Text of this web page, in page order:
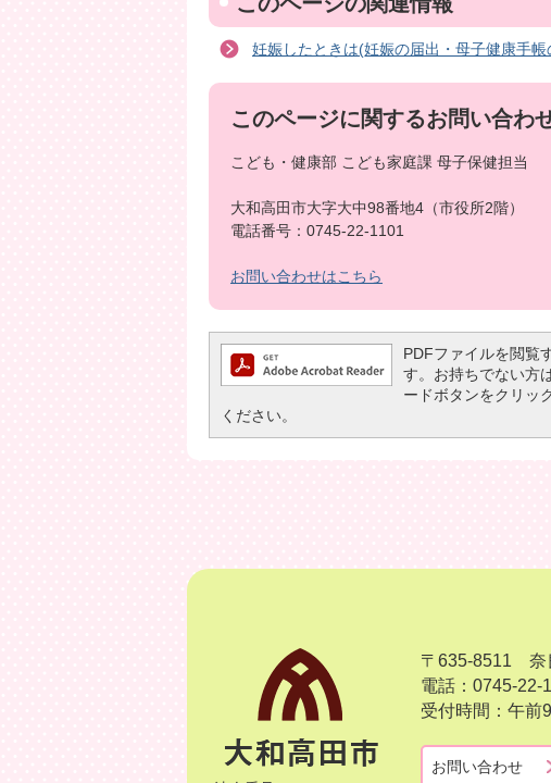
妊娠したときは(妊娠の届出・母子健康手帳
このページに関するお問い合わ
こども・健康部 こども家庭課 母子保健担当
大和高田市大字大中98番地4（市役所2階）
電話番号：0745-22-1101
お問い合わせはこちら
PDFファイルを閲覧
す。お持ちでない方
ードボタンをクリッ
ください。
〒635-8511 奈
電話：0745-22-
受付時間：午前
お問い合わせ